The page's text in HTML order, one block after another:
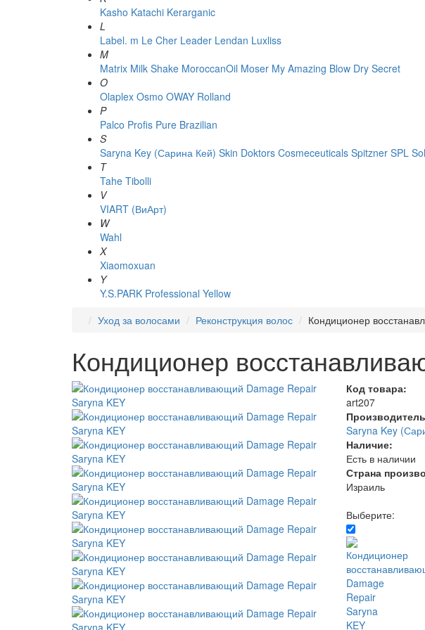
Kasho Katachi Kerarganic
L
Label. m Le Cher Leader Lendan Luxliss
M
Matrix Milk Shake MoroccanOil Moser My Amazing Blow Dry Secret
O
Olaplex Osmo OWAY Rolland
P
Palco Profis Pure Brazilian
S
Saryna Key (Сарина Кей) Skin Doktors Cosmeceuticals Spitzner SPL
T
Tahe Tibolli
V
VIART (ВиАрт)
W
Wahl
X
Xiaomoxuan
Y
Y.S.PARK Professional Yellow
Уход за волосами
Реконструкция волос Кондиционер
Кондиционер
Код товара:
art207
Saryna Key
Наличие:
Есть в наличии
Страна
Израиль
Выберите: